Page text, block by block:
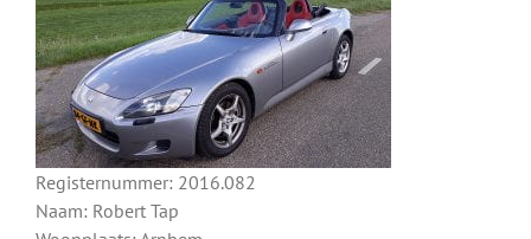
Registernummer: 2016.082
Naam: Robert Tap